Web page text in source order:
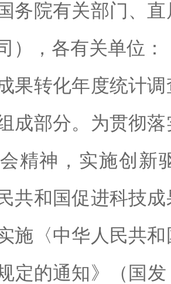
务院有关部门、
），各有关单位：
转化年度统计调
成部分。为贯彻
精神，实施创新
共和国促进科技
施〈中华人民共
定的通知》（国发